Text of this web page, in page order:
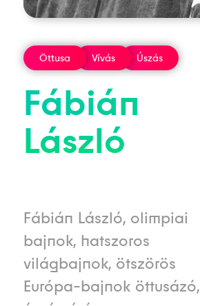
Öttusa Vívás Úszás
Fábián
László
Fábián László, olimpiai
bajnok, hatszoros
világbajnok, ötszörös
Európa-bajnok öttusázó,